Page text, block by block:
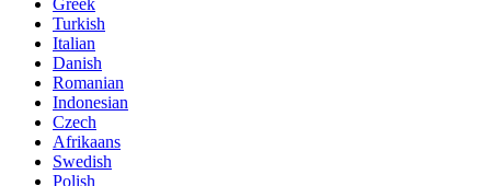
Greek
Turkish
Italian
Danish
Romanian
Indonesian
Czech
Afrikaans
Swedish
Polish